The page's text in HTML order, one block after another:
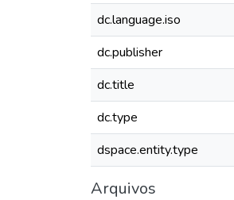
dc.language.iso
dc.publisher
dc.title
dc.type
dspace.entity.type
Arquivos